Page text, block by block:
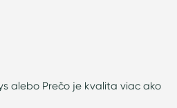
alebo Prečo je kvalita viac ako